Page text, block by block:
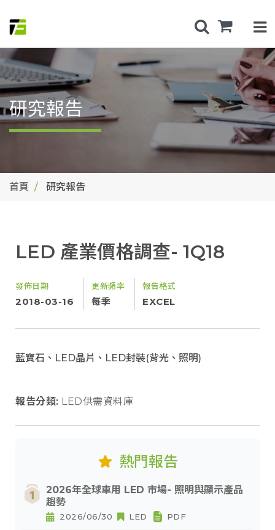
研究報告
首頁 研究報告
LED 產業價格調查- 1Q18
發佈日期
2018-03-16
更新頻率
每季
報告格式
EXCEL
藍寶石、LED晶片、LED封裝(背光、照明)
報告分類: LED供需資料庫
熱門報告
2026年全球車用 LED 市場- 照明與顯示產品
趨勢
2026/06/30 LED PDF